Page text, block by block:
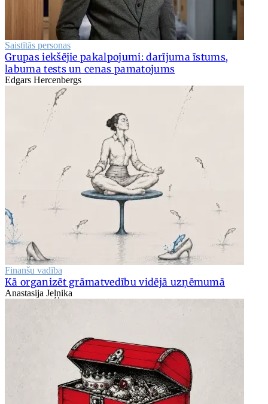
Saistītās personas
Grupas iekšējie pakalpojumi: darījuma īstums,
labuma tests un cenas pamatojums
Edgars Hercenbergs
Finanšu vadība
Kā organizēt grāmatvedību vidējā uzņēmumā
Anastasija Jeļņika